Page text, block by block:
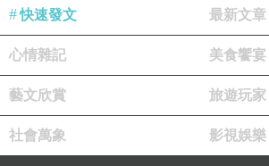
快速發文 最新文章
心情雜記 美食饗宴
藝文欣賞 旅遊玩家
社會萬象 影視娛樂